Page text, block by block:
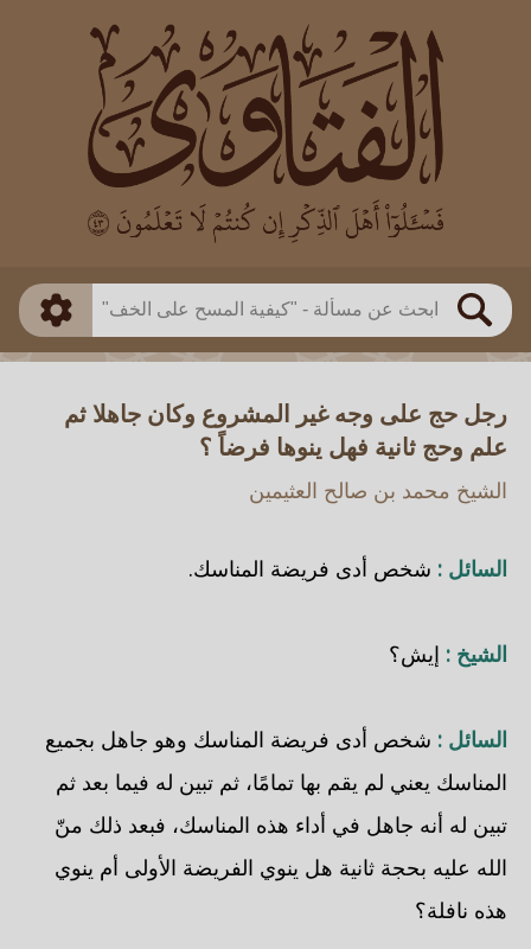
بحث
العالم
بن باز
بن العثيمين
اللجنة الدائمة
طريقة البحث
ذكي
رجل حج على وجه غير المشروع وكان جاهلا ثم
علم وحج ثانية فهل ينوها فرضاً ؟
الشيخ محمد بن صالح العثيمين
السائل : شخص أدى فريضة المناسك.
الشيخ : إيش؟
السائل : شخص أدى فريضة المناسك وهو جاهل بجميع
المناسك يعني لم يقم بها تمامًا، ثم تبين له فيما بعد ثم
تبين له أنه جاهل في أداء هذه المناسك، فبعد ذلك منّ
الله عليه بحجة ثانية هل ينوي الفريضة الأولى أم ينوي
هذه نافلة؟